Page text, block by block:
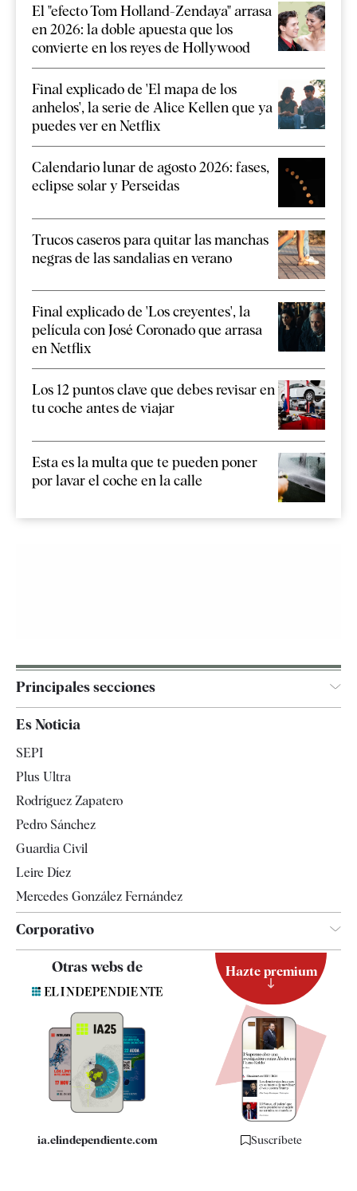
El "efecto Tom Holland-Zendaya" arrasa
en 2026: la doble apuesta que los
convierte en los reyes de Hollywood
Final explicado de 'El mapa de los
anhelos', la serie de Alice Kellen que ya
puedes ver en Netflix
Calendario lunar de agosto 2026: fases,
eclipse solar y Perseidas
Trucos caseros para quitar las manchas
negras de las sandalias en verano
Final explicado de 'Los creyentes', la
película con José Coronado que arrasa
en Netflix
Los 12 puntos clave que debes revisar en
tu coche antes de viajar
Esta es la multa que te pueden poner
por lavar el coche en la calle
Principales secciones
Televisión
Es Noticia
SEPI
Plus Ultra
Rodríguez Zapatero
Pedro Sánchez
Guardia Civil
Leire Díez
Mercedes González Fernández
Corporativo
Quiénes somos
Especificaciones
Otras webs de
ia.elindependiente.com
Hazte premium
Suscríbete